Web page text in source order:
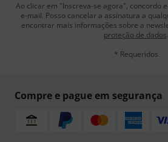
Ao clicar em "Inscreva-se agora", concordo
e-mail. Posso cancelar a assinatura a
encontrar mais informações sobre a
proteção de dados.
* Requeridos
Compre e pague em segurança